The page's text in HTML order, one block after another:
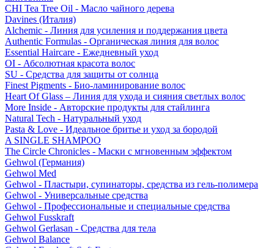
CHI Tea Tree Oil - Масло чайного дерева
Davines (Италия)
Alchemic - Линия для усиления и поддержания цвета
Authentic Formulas - Органическая линия для волос
Essential Haircare - Eжедневный уход
OI - Абсолютная красота волос
SU - Средства для защиты от солнца
Finest Pigments - Био-ламинирование волос
Heart Of Glass – Линия для ухода и сияния светлых волос
More Inside - Авторские продукты для стайлинга
Natural Tech - Натуральный уход
Pasta & Love - Идеальное бритье и уход за бородой
A SINGLE SHAMPOO
The Circle Chronicles - Маски с мгновенным эффектом
Gehwol (Германия)
Gehwol Med
Gehwol - Пластыри, супинаторы, средства из гель-полимера
Gehwol - Универсальные средства
Gehwol - Профессиональные и специальные средства
Gehwol Fusskraft
Gehwol Gerlasan - Средства для тела
Gehwol Balance